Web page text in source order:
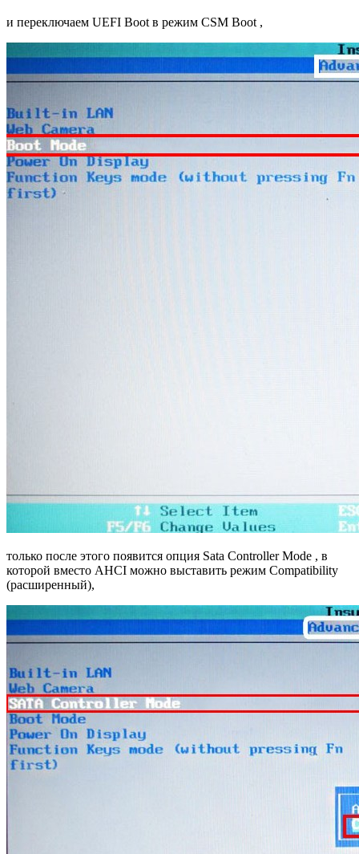
и переключаем UEFI Boot в режим CSM Boot ,
только после этого появится опция Sata Controller Mode , в
которой вместо AHCI можно выставить режим Compatibility
(расширенный),